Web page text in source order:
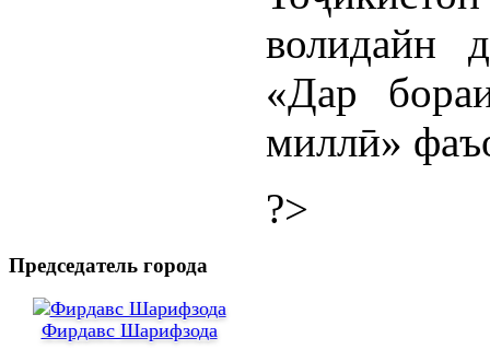
волидайн
«Дар
миллӣ»
?>
Председатель города
Фирдавс Шарифзода